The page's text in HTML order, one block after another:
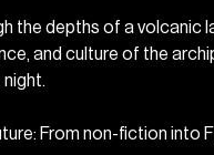
the depths of a volcanic
and culture of the
From non-fiction into